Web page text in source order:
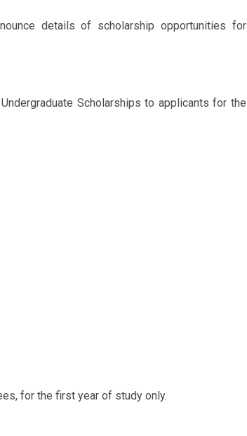
details of scholarship opportunities for
Scholarships to applicants for the
for the first year of study only.